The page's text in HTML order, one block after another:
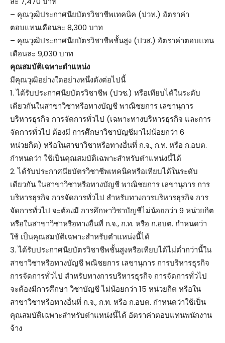
– คุณวุฒิประกาศนียบัตรวิชาชีพเทคนิค (ปวท.) อัตราค่า
ตอบแทนเดือนละ 8,300 บาท
– คุณวุฒิประกาศนียบัตรวิชาชีพชั้นสูง (ปวส.) อัตราค่าตอบแทน
เดือนละ 9,030 บาท
คุณสมบัติเฉพาะตำแหน่ง
มีคุณวุฒิอย่างใดอย่างหนึ่งดังต่อไปนี้
1. ได้รับประกาศนียบัตรวิชาชีพ (ปวช.) หรือเทียบได้ในระดับ
เดียวกันในสาขาวิชาหรือทางบัญชี พาณิชยการ เลขานุการ
บริหารธุรกิจ การจัดการทั่วไป (เฉพาะทางบริหารธุรกิจ และการ
จัดการทั่วไป ต้องมี การศึกษาวิชาบัญชีมาไม่น้อยกว่า 6
หน่วยกิต) หรือในสาขาวิชาหรือทางอื่นที่ ก.จ., ก.ท. หรือ ก.อบต.
กำหนดว่า ใช้เป็นคุณสมบัติเฉพาะสำหรับตำแหน่งนี้ได้
2. ได้รับประกาศนียบัตรวิชาชีพเทคนิคหรือเทียบได้ในระดับ
เดียวกัน ในสาขาวิชาหรือทางบัญชี พาณิชยการ เลขานุการ การ
บริหารธุรกิจ การจัดการทั่วไป สำหรับทางการบริหารธุรกิจ การ
จัดการทั่วไป จะต้องมี การศึกษาวิชาบัญชีไม่น้อยกว่า 9 หน่วยกิต
หรือในสาขาวิชาหรือทางอื่นที่ ก.จ., ก.ท. หรือ ก.อบต. กำหนดว่า
ใช้ เป็นคุณสมบัติเฉพาะสำหรับตำแหน่งนี้ได้
3. ได้รับประกาศนียบัตรวิชาชีพชั้นสูงหรือเทียบได้ไม่ต่ำกว่านี้ใน
สาขาวิชาหรือทางบัญชี พณิชยการ เลขานุการ การบริหารธุรกิจ
การจัดการทั่วไป สำหรับทางการบริหารธุรกิจ การจัดการทั่วไป
จะต้องมีการศึกษา วิชาบัญชี ไม่น้อยกว่า 15 หน่วยกิต หรือใน
สาขาวิชาหรือทางอื่นที่ ก.จ., ก.ท. หรือ ก.อบต. กำหนดว่าใช้เป็น
คุณสมบัติเฉพาะสำหรับตำแหน่งนี้ได้ อัตราค่าตอบแทนพนักงาน
จ้าง